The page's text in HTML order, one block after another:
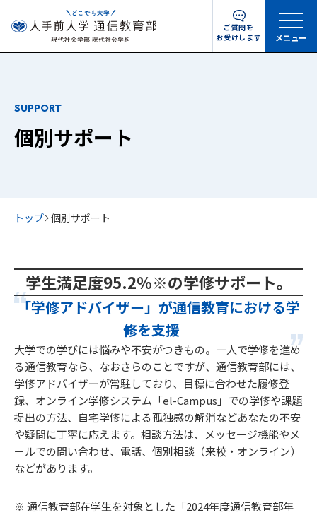
ご質問を
お受けします
メニュー
SUPPORT
個別サポート
トップ 個別サポート
学生満足度95.2％※の学修サポート。
「学修アドバイザー」が通信教育における学
修を支援
大学での学びには悩みや不安がつきもの。一人で学修を進め
る通信教育なら、なおさらのことですが、通信教育部には、
学修アドバイザーが常駐しており、目標に合わせた履修登
録、オンライン学修システム「el-Campus」での学修や課題
提出の方法、自宅学修による孤独感の解消などあなたの不安
や疑問に丁寧に応えます。相談方法は、メッセージ機能やメ
ールでの問い合わせ、電話、個別相談（来校・オンライン）
などがあります。
※ 通信教育部在学生を対象とした「2024年度通信教育部年